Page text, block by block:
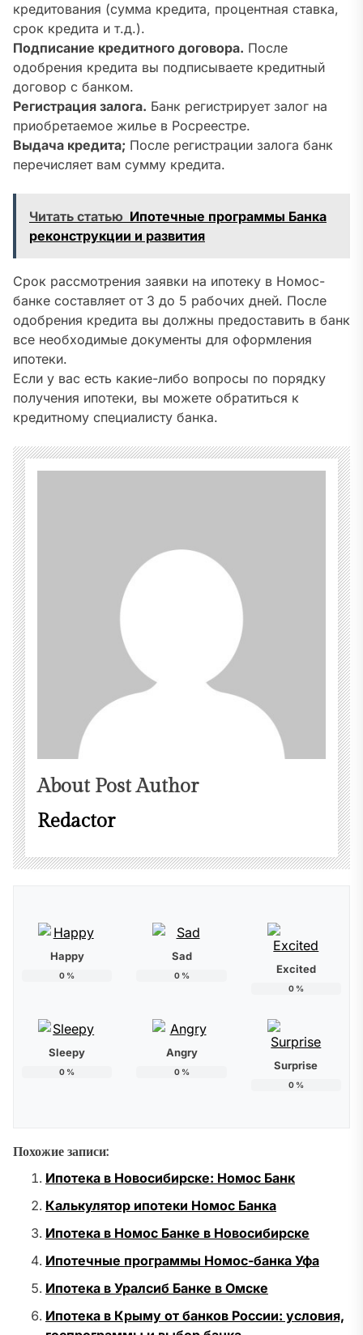
кредитования (сумма кредита, процентная ставка,
срок кредита и т.д.).
Подписание кредитного договора. После
одобрения кредита вы подписываете кредитный
договор с банком.
Регистрация залога. Банк регистрирует залог на
приобретаемое жилье в Росреестре.
Выдача кредита; После регистрации залога банк
перечисляет вам сумму кредита.
Читать статью Ипотечные программы Банка
реконструкции и развития
Срок рассмотрения заявки на ипотеку в Номос-
банке составляет от 3 до 5 рабочих дней. После
одобрения кредита вы должны предоставить в банк
все необходимые документы для оформления
ипотеки.
Если у вас есть какие-либо вопросы по порядку
получения ипотеки, вы можете обратиться к
кредитному специалисту банка.
About Post Author
Redactor
Happy
0 %
Sad
0% Excited
0%
Sleepy
0 %
Angry
0% Surprise
0%
Похожие записи:
Ипотека в Новосибирске: Номос Банк
Калькулятор ипотеки Номос Банка
Ипотека в Номос Банке в Новосибирске
Ипотечные программы Номос-банка Уфа
Ипотека в Уралсиб Банке в Омске
Ипотека в Крыму от банков России: условия,